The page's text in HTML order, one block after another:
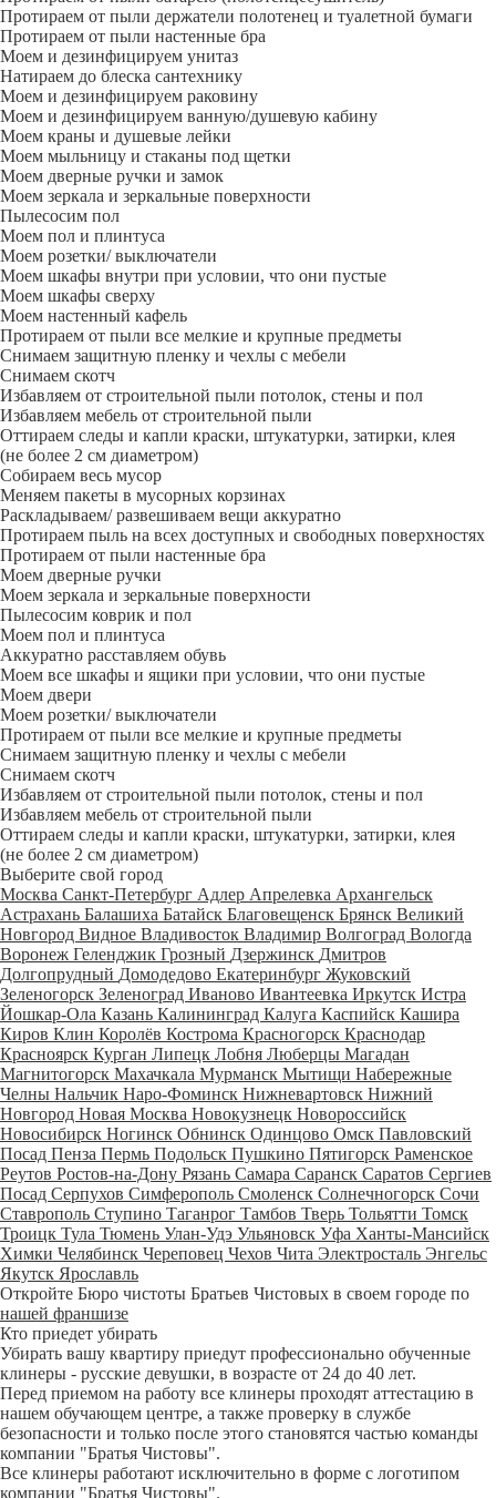
Протираем от пыли держатели полотенец и туалетной бумаги
Протираем от пыли настенные бра
Моем и дезинфицируем унитаз
Натираем до блеска сантехнику
Моем и дезинфицируем раковину
Моем и дезинфицируем ванную/душевую кабину
Моем краны и душевые лейки
Моем мыльницу и стаканы под щетки
Моем дверные ручки и замок
Моем зеркала и зеркальные поверхности
Пылесосим пол
Моем пол и плинтуса
Моем розетки/ выключатели
Моем шкафы внутри при условии, что они пустые
Моем шкафы сверху
Моем настенный кафель
Протираем от пыли все мелкие и крупные предметы
Снимаем защитную пленку и чехлы с мебели
Снимаем скотч
Избавляем от строительной пыли потолок, стены и пол
Избавляем мебель от строительной пыли
Оттираем следы и капли краски, штукатурки, затирки, клея
(не более 2 см диаметром)
Собираем весь мусор
Меняем пакеты в мусорных корзинах
Раскладываем/ развешиваем вещи аккуратно
Протираем пыль на всех доступных и свободных поверхностях
Протираем от пыли настенные бра
Моем дверные ручки
Моем зеркала и зеркальные поверхности
Пылесосим коврик и пол
Моем пол и плинтуса
Аккуратно расставляем обувь
Моем все шкафы и ящики при условии, что они пустые
Моем двери
Моем розетки/ выключатели
Протираем от пыли все мелкие и крупные предметы
Снимаем защитную пленку и чехлы с мебели
Снимаем скотч
Избавляем от строительной пыли потолок, стены и пол
Избавляем мебель от строительной пыли
Оттираем следы и капли краски, штукатурки, затирки, клея
(не более 2 см диаметром)
Выберите свой город
Москва Санкт-Петербург Адлер Апрелевка Архангельск
Астрахань Балашиха Батайск Благовещенск Брянск Великий
Новгород Видное Владивосток Владимир Волгоград Вологда
Воронеж Геленджик Грозный Дзержинск Дмитров
Долгопрудный Домодедово Екатеринбург Жуковский
Зеленогорск Зеленоград Иваново Ивантеевка Иркутск Истра
Йошкар-Ола Казань Калининград Калуга Каспийск Кашира
Киров Клин Королёв Кострома Красногорск Краснодар
Красноярск Курган Липецк Лобня Люберцы Магадан
Магнитогорск Махачкала Мурманск Мытищи Набережные
Челны Нальчик Наро-Фоминск Нижневартовск Нижний
Новгород Новая Москва Новокузнецк Новороссийск
Новосибирск Ногинск Обнинск Одинцово Омск Павловский
Посад Пенза Пермь Подольск Пушкино Пятигорск Раменское
Реутов Ростов-на-Дону Рязань Самара Саранск Саратов Сергиев
Посад Серпухов Симферополь Смоленск Солнечногорск Сочи
Ставрополь Ступино Таганрог Тамбов Тверь Тольятти Томск
Троицк Тула Тюмень Улан-Удэ Ульяновск Уфа Ханты-Мансийск
Химки Челябинск Череповец Чехов Чита Электросталь Энгельс
Якутск Ярославль
Откройте Бюро чистоты Братьев Чистовых в своем городе по
нашей франшизе
Кто приедет убирать
Убирать вашу квартиру приедут профессионально обученные
клинеры - русские девушки, в возрасте от 24 до 40 лет.
Перед приемом на работу все клинеры проходят аттестацию в
нашем обучающем центре, а также проверку в службе
безопасности и только после этого становятся частью команды
компании "Братья Чистовы".
Все клинеры работают исключительно в форме с логотипом
компании "Братья Чистовы".